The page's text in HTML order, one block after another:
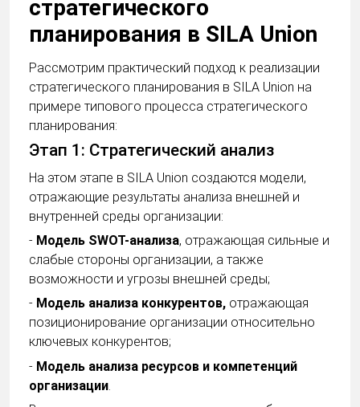
стратегического
планирования в SILA Union
Рассмотрим практический подход к реализации
стратегического планирования в SILA Union на
примере типового процесса стратегического
планирования:
Этап 1: Стратегический анализ
На этом этапе в SILA Union создаются модели,
отражающие результаты анализа внешней и
внутренней среды организации:
- Модель SWOT-анализа, отражающая сильные и
слабые стороны организации, а также
возможности и угрозы внешней среды;
- Модель анализа конкурентов, отражающая
позиционирование организации относительно
ключевых конкурентов;
- Модель анализа ресурсов и компетенций
организации